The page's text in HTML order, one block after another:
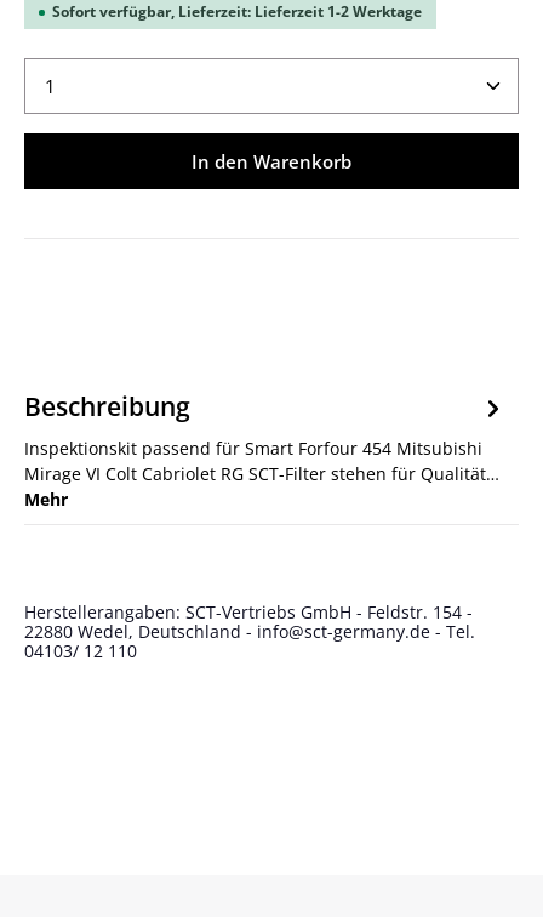
Sofort verfügbar, Lieferzeit: Lieferzeit 1-2 Werktage
Produkt Anzahl: Gib den gewünschten Wert ein
In den Warenkorb
Beschreibung
Inspektionskit passend für Smart Forfour 454 Mitsubishi
Mirage VI Colt Cabriolet RG SCT-Filter stehen für Qualität…
Mehr
Herstellerangaben: SCT-Vertriebs GmbH - Feldstr. 154 -
22880 Wedel, Deutschland - info@sct-germany.de - Tel.
04103/ 12 110